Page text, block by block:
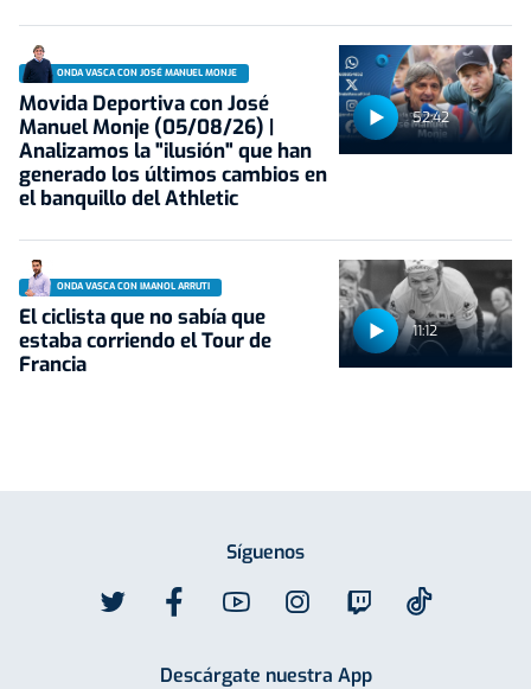
52:42
ONDA VASCA CON JOSÉ MANUEL MONJE
Movida Deportiva con José
Manuel Monje (05/08/26) |
Analizamos la "ilusión" que han
generado los últimos cambios en
el banquillo del Athletic
11:12
ONDA VASCA CON IMANOL ARRUTI
El ciclista que no sabía que
estaba corriendo el Tour de
Francia
Síguenos
Descárgate nuestra App